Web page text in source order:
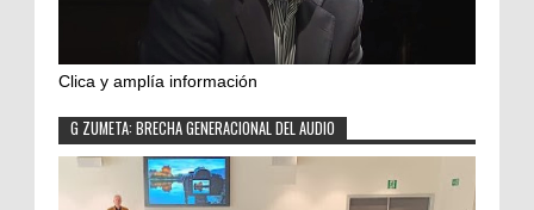
Clica y amplía información
G ZUMETA: BRECHA GENERACIONAL DEL AUDIO